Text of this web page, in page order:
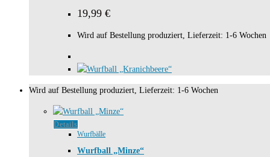
19,99 €
Wird auf Bestellung produziert, Lieferzeit: 1-6 Wochen
Wird auf Bestellung produziert, Lieferzeit: 1-6 Wochen
Details
Wurfbälle
Wurfball „Minze“